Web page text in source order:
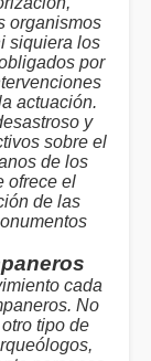
organismos
siquiera los
por
actuación.
y
sobre el
de los
ofrece el
de las
cada
No
tipo de